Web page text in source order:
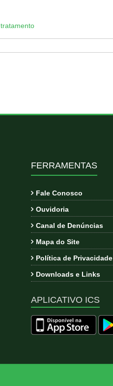
tratamento
FERRAMENTAS
Fale Conosco
Ouvidoria
Canal de Denúncias
Mapa do Site
Política de Privacidade
Downloads e Links
APLICATIVO ICS